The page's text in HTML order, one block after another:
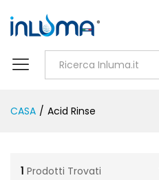
CASA / Acid Rinse
1 Prodotti Trovati